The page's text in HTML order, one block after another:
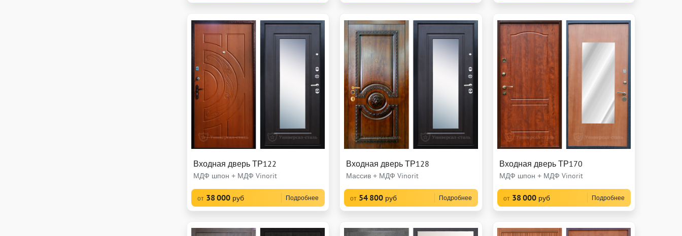
Входная дверь ТР122
МДФ шпон + МДФ Vinorit
от 38 000 руб Подробнее
Входная дверь ТР128
Массив + МДФ Vinorit
от 54 800 руб Подробнее
Входная дверь ТР170
МДФ шпон + МДФ Vinorit
от 38 000 руб Подробнее